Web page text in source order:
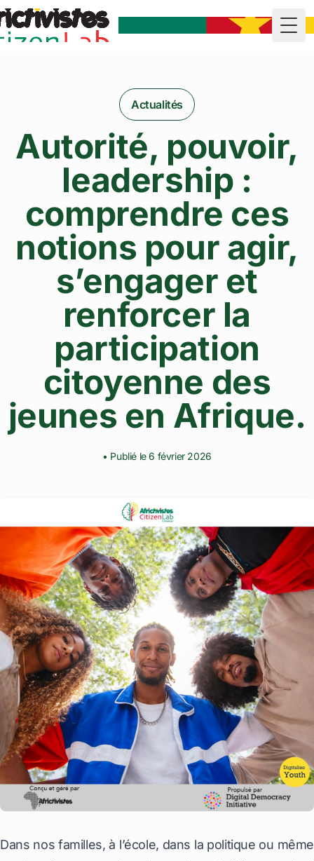
Actualités
Autorité, pouvoir,
leadership :
comprendre ces
notions pour agir,
s’engager et
renforcer la
participation
citoyenne des
jeunes en Afrique.
• Publié le 6 février 2026
Dans nos familles, à l’école, dans la politique ou même